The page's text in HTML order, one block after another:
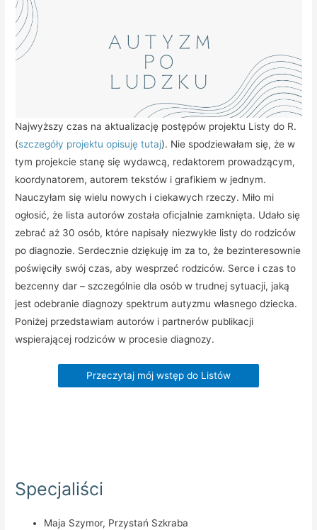
Najwyższy czas na aktualizację postępów projektu Listy do R.
(szczegóły projektu opisuję tutaj). Nie spodziewałam się, że w
tym projekcie stanę się wydawcą, redaktorem prowadzącym,
koordynatorem, autorem tekstów i grafikiem w jednym.
Nauczyłam się wielu nowych i ciekawych rzeczy. Miło mi
ogłosić, że lista autorów została oficjalnie zamknięta. Udało się
zebrać aż 30 osób, które napisały niezwykłe listy do rodziców
po diagnozie. Serdecznie dziękuję im za to, że bezinteresownie
poświęciły swój czas, aby wesprzeć rodziców. Serce i czas to
bezcenny dar – szczególnie dla osób w trudnej sytuacji, jaką
jest odebranie diagnozy spektrum autyzmu własnego dziecka.
Poniżej przedstawiam autorów i partnerów publikacji
wspierającej rodziców w procesie diagnozy.
Przeczytaj mój wstęp do Listów
Specjaliści
Maja Szymor, Przystań Szkraba